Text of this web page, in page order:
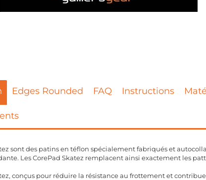
Edges Rounded FAQ Instructions
sont des patins en téflon spécialement fabriqués et
Les CorePad Skatez remplacent ainsi exactement les
conçus pour réduire la résistance au frottement et